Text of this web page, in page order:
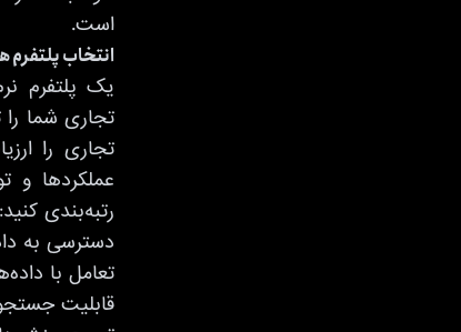
است.
انتخاب
یک پلتفرم
تجاری شما
تجاری را
عملکردها و
رتبه‌بندی کنید:
دسترسی به
تعامل با
قابلیت